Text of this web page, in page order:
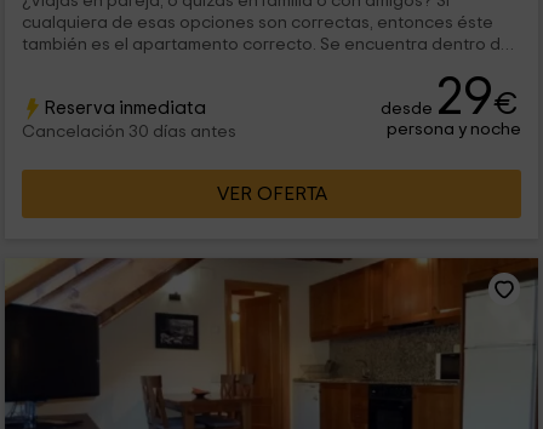
cualquiera de esas opciones son correctas, entonces éste
también es el apartamento correcto. Se encuentra dentro de
Reserva inmediata
Cancelación 30 días antes
desde 29€
persona y noche
VER OFERTA